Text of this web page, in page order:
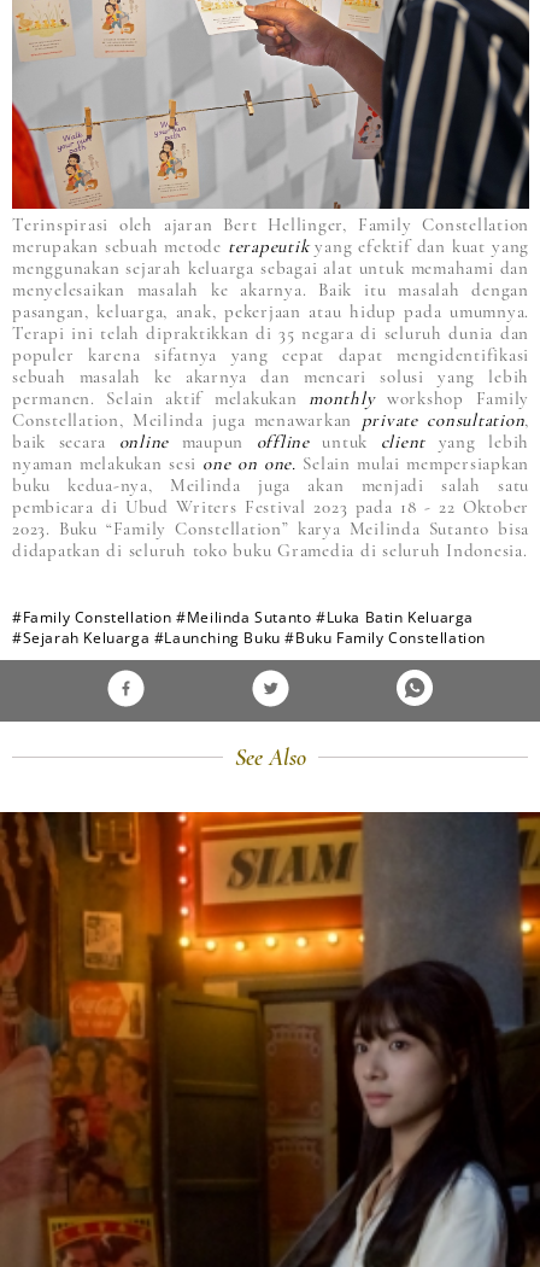
Terinspirasi oleh ajaran Bert Hellinger, Family Constellation
merupakan sebuah metode terapeutikyang efektif dan kuat yang
menggunakan sejarah keluarga sebagai alat untuk memahami dan
menyelesaikan masalah ke akarnya. Baik itu masalah dengan
pasangan, keluarga, anak, pekerjaan atau hidup pada umumnya.
Terapi ini telah dipraktikkan di 35 negara di seluruh dunia dan
populer karena sifatnya yang cepat dapat mengidentifikasi
sebuah masalah ke akarnya dan mencari solusi yang lebih
permanen. Selain aktif melakukan monthly workshop Family
Constellation, Meilinda juga menawarkan
private consultation,
baik secara online maupun offlineuntuk client yang lebih
nyaman melakukan sesi one on one. Selain mulai mempersiapkan
buku kedua-nya, Meilinda juga akan menjadi salah satu
pembicara di Ubud Writers Festival 2023 pada 18 - 22 Oktober
2023. Buku “Family Constellation” karya Meilinda Sutanto bisa
didapatkan di seluruh toko buku Gramedia di seluruh Indonesia.
#Family Constellation #Meilinda Sutanto #Luka Batin Keluarga
#Sejarah Keluarga #Launching Buku #Buku Family Constellation
See Also